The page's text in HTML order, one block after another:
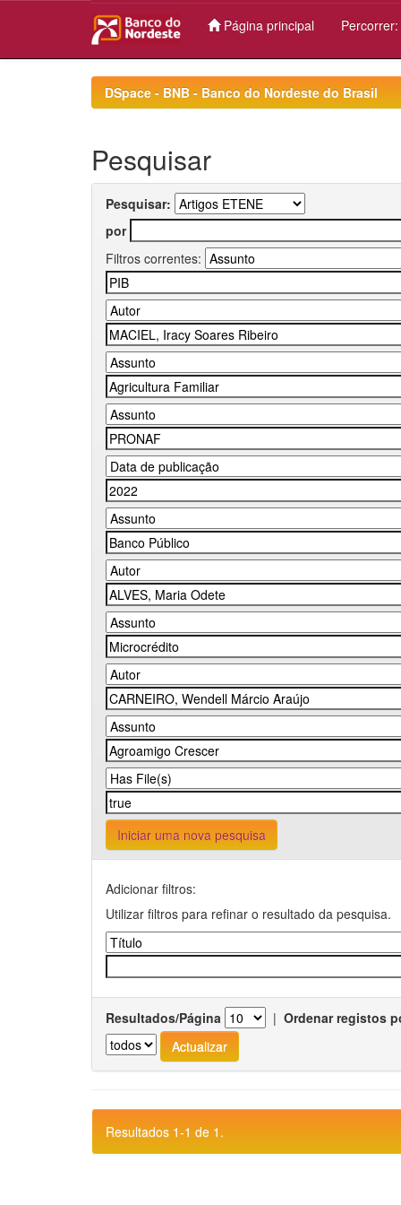
Página principal Percorrer:
DSpace - BNB - Banco do Nordeste do Brasil
Pesquisar
Pesquisar:
por
Filtros correntes:
Iniciar uma nova pesquisa
Adicionar filtros:
Utilizar filtros para refinar o resultado da pesquisa.
Resultados/Página | Ordenar registos
Resultados 1-1 de 1.